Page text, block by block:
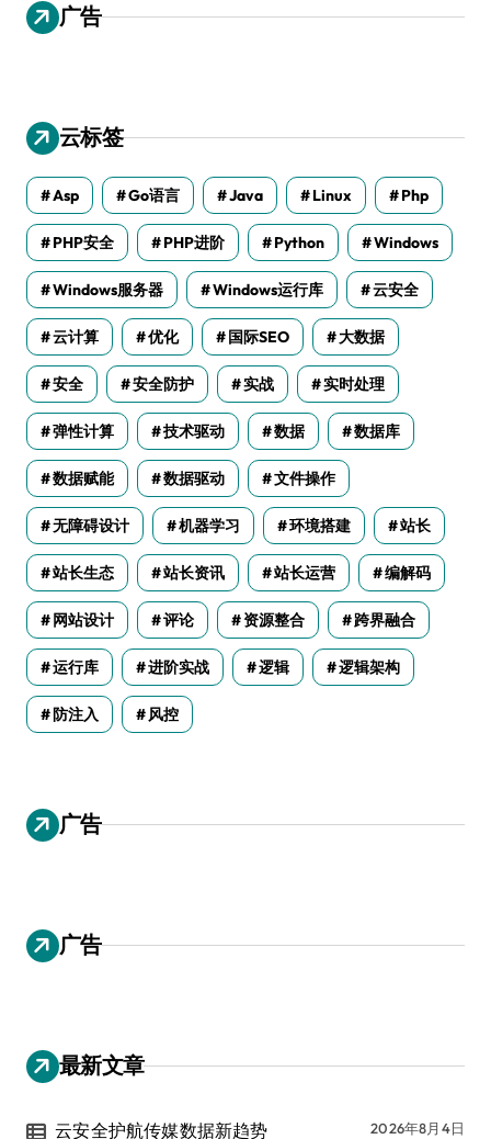
广告
云标签
Asp Go语言 Java Linux Php
PHP安全 PHP进阶 Python Windows
Windows服务器 Windows运行库 云安全
云计算 优化 国际SEO 大数据
安全 安全防护 实战 实时处理
弹性计算 技术驱动 数据 数据库
数据赋能 数据驱动 文件操作
无障碍设计 机器学习 环境搭建 站长
站长生态 站长资讯 站长运营 编解码
网站设计 评论 资源整合 跨界融合
运行库 进阶实战 逻辑 逻辑架构
防注入 风控
广告
广告
最新文章
云安全护航传媒数据新趋势 2026年8月4日